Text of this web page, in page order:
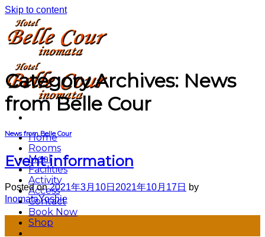
Skip to content
Home
Rooms
Meal
Facilities
Activity
Access
Contact
Book Now
Shop
Category Archives: News
from Belle Cour
News from Belle Cour
Event information
Posted on2021年3月10日 2021年10月17日 by
InomataYoshie
Mar